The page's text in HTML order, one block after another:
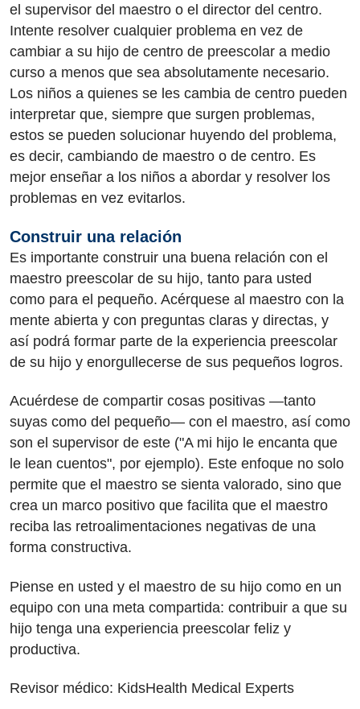
el supervisor del maestro o el director del centro.
Intente resolver cualquier problema en vez de
cambiar a su hijo de centro de preescolar a medio
curso a menos que sea absolutamente necesario.
Los niños a quienes se les cambia de centro pueden
interpretar que, siempre que surgen problemas,
estos se pueden solucionar huyendo del problema,
es decir, cambiando de maestro o de centro. Es
mejor enseñar a los niños a abordar y resolver los
problemas en vez evitarlos.
Construir una relación
Es importante construir una buena relación con el
maestro preescolar de su hijo, tanto para usted
como para el pequeño. Acérquese al maestro con la
mente abierta y con preguntas claras y directas, y
así podrá formar parte de la experiencia preescolar
de su hijo y enorgullecerse de sus pequeños logros.
Acuérdese de compartir cosas positivas —tanto
suyas como del pequeño— con el maestro, así como
son el supervisor de este ("A mi hijo le encanta que
le lean cuentos", por ejemplo). Este enfoque no solo
permite que el maestro se sienta valorado, sino que
crea un marco positivo que facilita que el maestro
reciba las retroalimentaciones negativas de una
forma constructiva.
Piense en usted y el maestro de su hijo como en un
equipo con una meta compartida: contribuir a que su
hijo tenga una experiencia preescolar feliz y
productiva.
Revisor médico: KidsHealth Medical Experts